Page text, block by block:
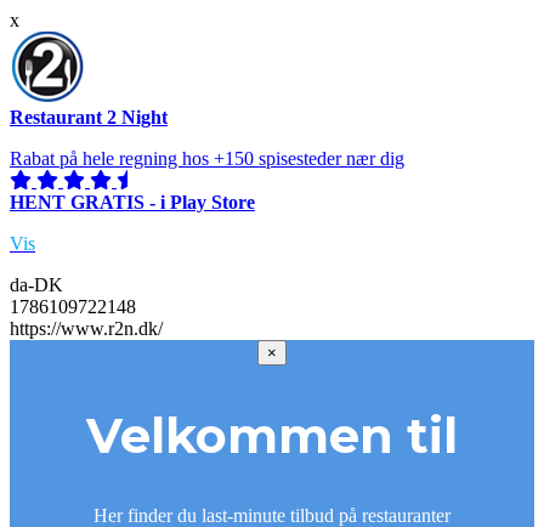
x
Restaurant 2 Night
Rabat på hele regning hos +150 spisesteder nær dig
HENT GRATIS - i Play Store
Vis
da-DK
1786109722148
https://www.r2n.dk/
×
Velkommen til
Her finder du last-minute tilbud på restauranter